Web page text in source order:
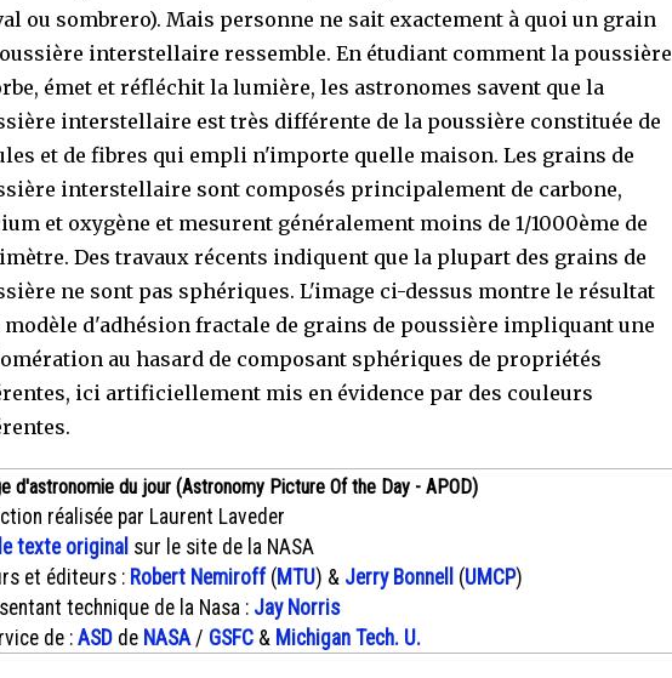
ou sombrero). Mais personne ne sait exactement à quoi un grain
interstellaire ressemble. En étudiant comment la poussière
émet et réfléchit la lumière, les astronomes savent que la
interstellaire est très différente de la poussière constituée de
et de fibres qui empli n'importe quelle maison. Les grains de
interstellaire sont composés principalement de carbone,
et oxygène et mesurent généralement moins de 1/1000ème de
Des travaux récents indiquent que la plupart des grains de
ne sont pas sphériques. L'image ci-dessus montre le résultat
modèle d'adhésion fractale de grains de poussière impliquant une
au hasard de composant sphériques de propriétés
ici artificiellement mis en évidence par des couleurs
d'astronomie du jour (Astronomy Picture Of the Day - APOD)
réalisée par Laurent Laveder
texte original sur le site de la NASA
et éditeurs : Robert Nemiroff(MTU) & Jerry Bonnell (UMCP)
technique de la Nasa : Jay Norris
de : ASD de NASA / GSFC & Michigan Tech. U.